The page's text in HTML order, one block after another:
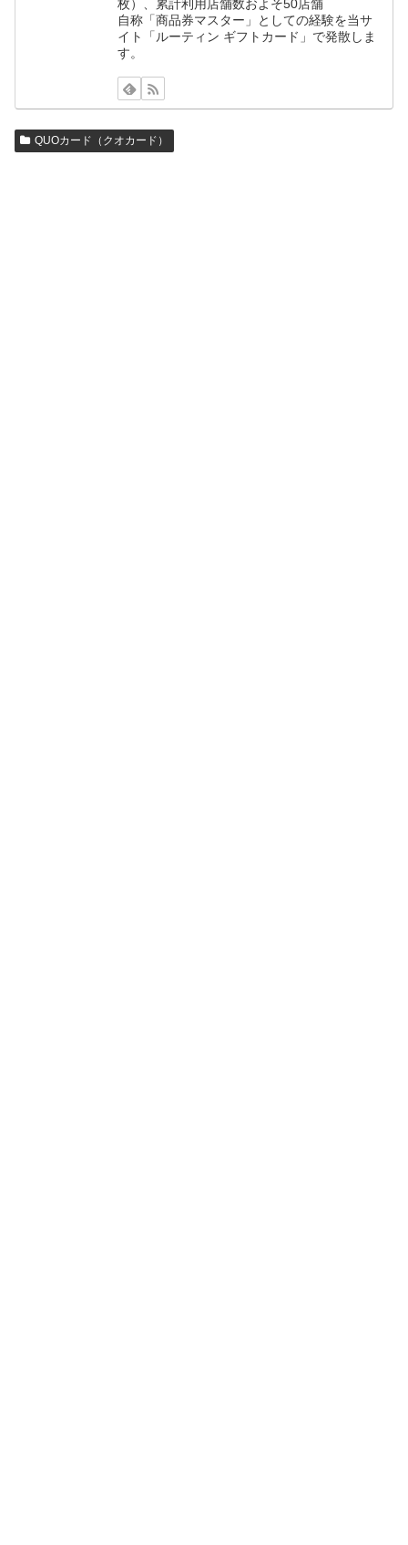
枚）、累計利用店舗数およそ50店舗
自称「商品券マスター」としての経験を当サ
イト「ルーティン ギフトカード」で発散しま
す。
QUOカード（クオカード）